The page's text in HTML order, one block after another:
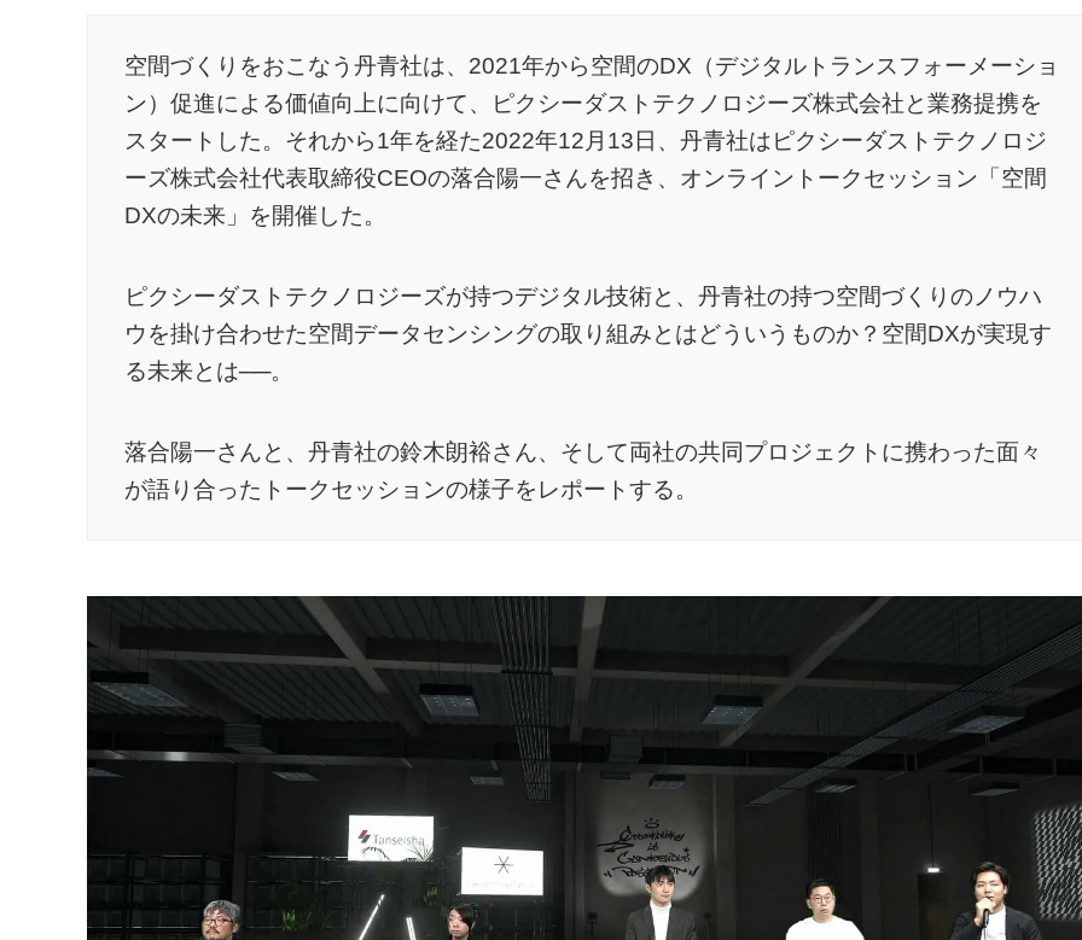
空間づくりをおこなう丹青社は、2021年から空間のDX（デジタルトランスフォーメーショ
ン）促進による価値向上に向けて、ピクシーダストテクノロジーズ株式会社と業務提携を
スタートした。それから1年を経た2022年12月13日、丹青社はピクシーダストテクノロジ
ーズ株式会社代表取締役CEOの落合陽一さんを招き、オンライントークセッション「空間
DXの未来」を開催した。
ピクシーダストテクノロジーズが持つデジタル技術と、丹青社の持つ空間づくりのノウハ
ウを掛け合わせた空間データセンシングの取り組みとはどういうものか？空間DXが実現す
る未来とは──。
落合陽一さんと、丹青社の鈴木朗裕さん、そして両社の共同プロジェクトに携わった面々
が語り合ったトークセッションの様子をレポートする。